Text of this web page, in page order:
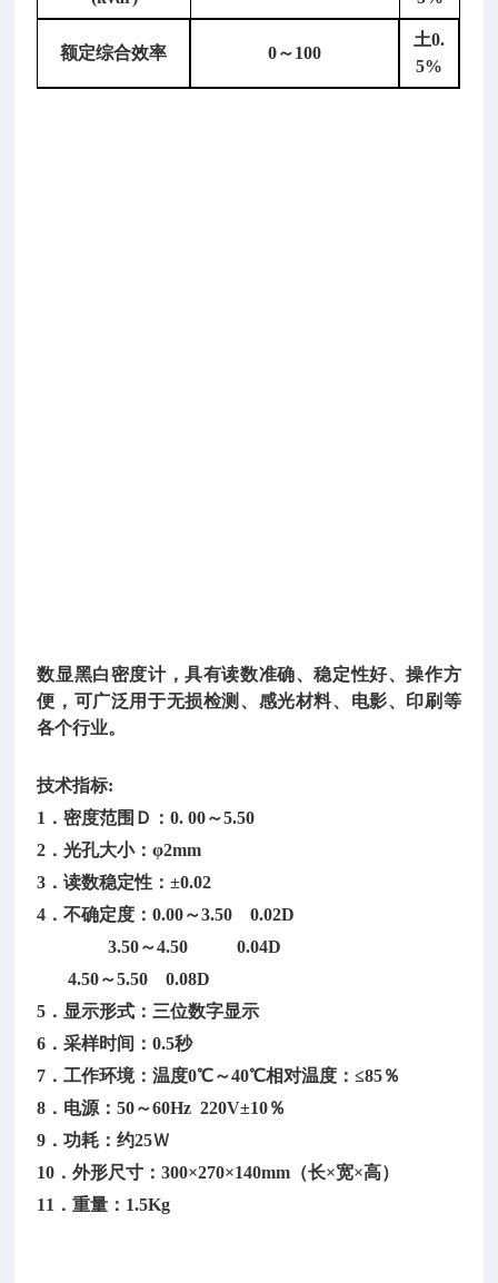
额定综合效率 0～100
土0.
5%
数显黑白密度计，具有读数准确、稳定性好、操作方
便，可广泛用于无损检测、感光材料、电影、印刷等
各个行业。
技术指标:
1．密度范围Ｄ：0. 00～5.50
2．光孔大小：φ2mm
3．读数稳定性：±0.02
4．不确定度：0.00～3.50 0.02D
3.50～4.50 0.04D
4.50～5.50 0.08D
5．显示形式：三位数字显示
6．采样时间：0.5秒
7．工作环境：温度0℃～40℃相对温度：≤85％
8．电源：50～60Hz 220V±10％
9．功耗：约25Ｗ
10．外形尺寸：300×270×140mm（长×宽×高）
11．重量：1.5Kg